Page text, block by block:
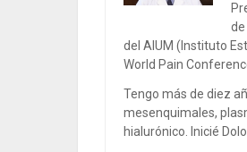
del AIUM (Instituto
World Pain
Tengo más de diez
mesenquimales,
hialurónico. Inicié